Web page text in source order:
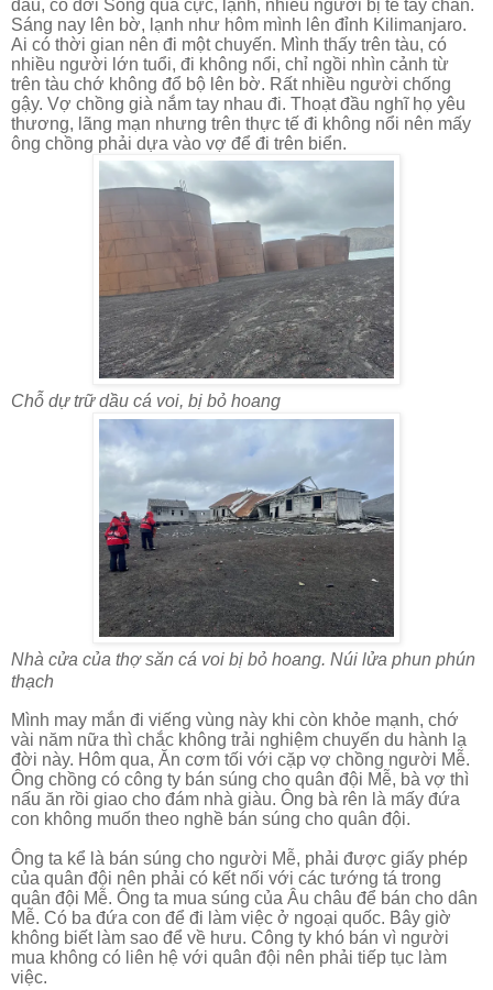
dầu, có đời Sống quá cực, lạnh, nhiều người bị tê tay chân.
Sáng nay lên bờ, lạnh như hôm mình lên đỉnh Kilimanjaro.
Ai có thời gian nên đi một chuyến. Mình thấy trên tàu, có
nhiều người lớn tuổi, đi không nổi, chỉ ngồi nhìn cảnh từ
trên tàu chớ không đổ bộ lên bờ. Rất nhiều người chống
gậy. Vợ chồng già nắm tay nhau đi. Thoạt đầu nghĩ họ yêu
thương, lãng mạn nhưng trên thực tế đi không nổi nên mấy
ông chồng phải dựa vào vợ để đi trên biển.
Chỗ dự trữ dầu cá voi, bị bỏ hoang
Nhà cửa của thợ săn cá voi bị bỏ hoang. Núi lửa phun phún
thạch
Mình may mắn đi viếng vùng này khi còn khỏe mạnh, chớ
vài năm nữa thì chắc không trải nghiệm chuyến du hành lạ
đời này. Hôm qua, Ăn cơm tối với cặp vợ chồng người Mễ.
Ông chồng có công ty bán súng cho quân đội Mễ, bà vợ thì
nấu ăn rồi giao cho đám nhà giàu. Ông bà rên là mấy đứa
con không muốn theo nghề bán súng cho quân đội.
Ông ta kể là bán súng cho người Mễ, phải được giấy phép
của quân đội nên phải có kết nối với các tướng tá trong
quân đội Mễ. Ông ta mua súng của Âu châu để bán cho dân
Mễ. Có ba đứa con để đi làm việc ở ngoại quốc. Bây giờ
không biết làm sao để về hưu. Công ty khó bán vì người
mua không có liên hệ với quân đội nên phải tiếp tục làm
việc.